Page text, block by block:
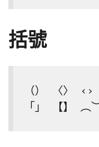
括號
（） 〈〉
「」 【】